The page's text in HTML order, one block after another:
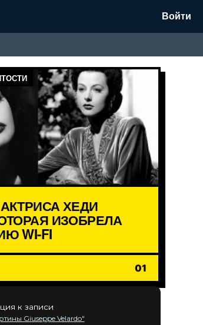
Войти
ХЕДИ
ИЗОБРЕЛА
WI-FI
01
к записи
Giuseppe Velardo"